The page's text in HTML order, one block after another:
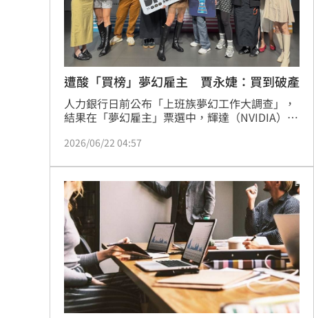
8國球員齊聚高雄 Formosa 7s掀足球熱潮
理想混蛋號召粉絲跨海追星吃美食！ 18:15
遭酸「買榜」夢幻雇主 賈永婕：買到破產
人力銀行日前公布「上班族夢幻工作大調查」，
結果在「夢幻雇主」票選中，輝達（NVIDIA）執
101董事長賈永婕分居前三名。賈永婕當時發文
「全台灣比妳好的企業家雇主比比皆是，是不是
買榜我是不知道」。賈永婕今（22）天回應，認
真想了一下，如果真的有買榜這種服務，「我應
該先買第一名吧。買到破產」。
2026/06/22 04:57